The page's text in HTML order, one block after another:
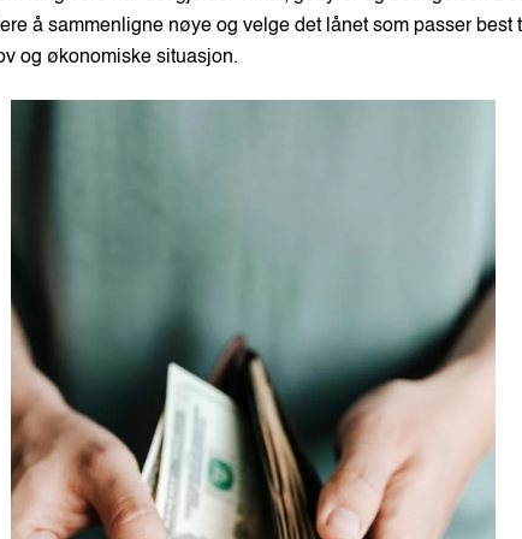
å sammenligne nøye og velge det lånet som passer best
og økonomiske situasjon.